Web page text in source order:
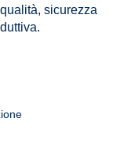
sicurezza